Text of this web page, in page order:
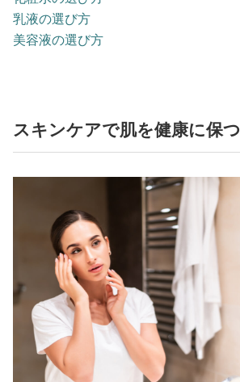
乳液の選び方
美容液の選び方
スキンケアで肌を健康に保つ